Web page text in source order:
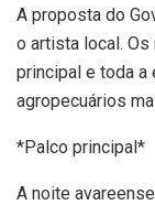
A proposta do
o artista local.
principal e toda a
agropecuários
*Palco principal*
A noite